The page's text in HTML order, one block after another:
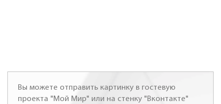
Вы можете отправить картинку в гостевую
проекта "Мой Мир" или на стенку "Вконтакте"